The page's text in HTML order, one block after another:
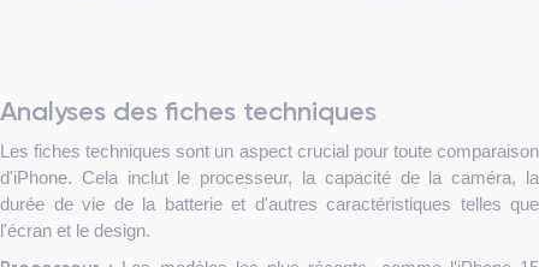
Analyses des fiches techniques
Les fiches techniques sont un aspect crucial pour toute comparaison
d'iPhone. Cela inclut le processeur, la capacité de la caméra, la
durée de vie de la batterie et d'autres caractéristiques telles que
l'écran et le design.